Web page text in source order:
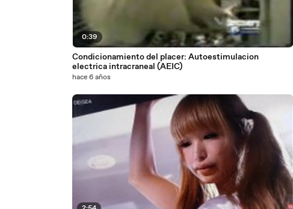
0:39
Condicionamiento del placer: Autoestimulacion
electrica intracraneal (AEIC)
hace 6 años